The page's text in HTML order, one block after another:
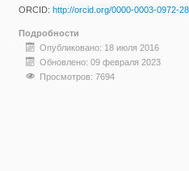
ORCID: http://orcid.org/0000-0003-0972-
Подробности
Опубликовано: 18 июля 2016
Обновлено: 09 февраля 2023
Просмотров: 7694